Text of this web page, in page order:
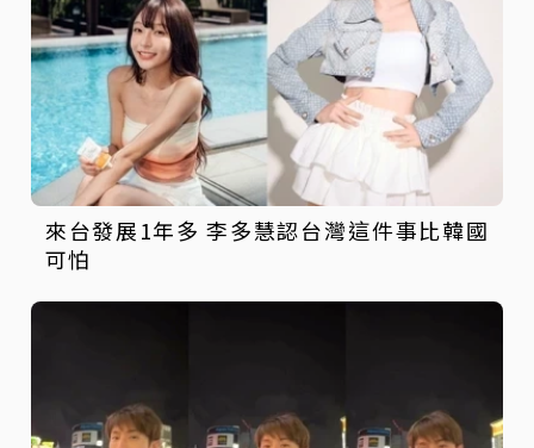
來台發展1年多 李多慧認台灣這件事比韓國
可怕